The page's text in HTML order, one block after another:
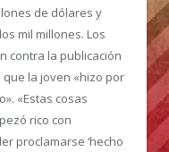
de dólares y
mil millones. Los
contra la publicación
la joven «hizo por
«Estas cosas
rico con
proclamarse ‘hecho